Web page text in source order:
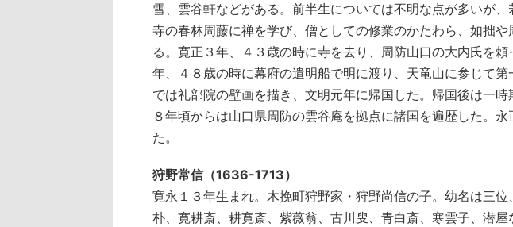
雪、雲谷軒などがある。前半生については不明な点が多いが
寺の春林周藤に禅を学び、僧としての修業のかたわら、如拙
る。寛正３年、４３歳の時に寺を去り、周防山口の大内氏を
年、４８歳の時に幕府の遣明船で明に渡り、天竜山に参じて
では礼部院の壁画を描き、文明元年に帰国した。帰国後は一時
８年頃からは山口県周防の雲谷庵を拠点に諸国を遍歴した。
た。
狩野常信（1636-1713）
寛永１３年生まれ。木挽町狩野家・狩野尚信の子。幼名は三
朴、寛耕斎、耕寛斎、紫薇翁、古川叟、青白斎、寒雲子、潜屋